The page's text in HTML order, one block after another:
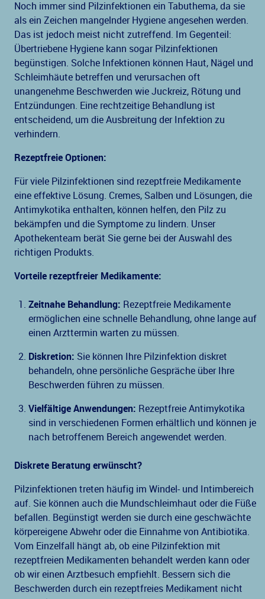
Noch immer sind Pilzinfektionen ein Tabuthema, da sie
als ein Zeichen mangelnder Hygiene angesehen werden.
Das ist jedoch meist nicht zutreffend. Im Gegenteil:
Übertriebene Hygiene kann sogar Pilzinfektionen
begünstigen. Solche Infektionen können Haut, Nägel und
Schleimhäute betreffen und verursachen oft
unangenehme Beschwerden wie Juckreiz, Rötung und
Entzündungen. Eine rechtzeitige Behandlung ist
entscheidend, um die Ausbreitung der Infektion zu
verhindern.
Rezeptfreie Optionen:
Für viele Pilzinfektionen sind rezeptfreie Medikamente
eine effektive Lösung. Cremes, Salben und Lösungen, die
Antimykotika enthalten, können helfen, den Pilz zu
bekämpfen und die Symptome zu lindern. Unser
Apothekenteam berät Sie gerne bei der Auswahl des
richtigen Produkts.
Vorteile rezeptfreier Medikamente:
Zeitnahe Behandlung: Rezeptfreie Medikamente
ermöglichen eine schnelle Behandlung, ohne lange auf
einen Arzttermin warten zu müssen.
Diskretion: Sie können Ihre Pilzinfektion diskret
behandeln, ohne persönliche Gespräche über Ihre
Beschwerden führen zu müssen.
Vielfältige Anwendungen: Rezeptfreie Antimykotika
sind in verschiedenen Formen erhältlich und können je
nach betroffenem Bereich angewendet werden.
Diskrete Beratung erwünscht?
Pilzinfektionen treten häufig im Windel- und Intimbereich
auf. Sie können auch die Mundschleimhaut oder die Füße
befallen. Begünstigt werden sie durch eine geschwächte
körpereigene Abwehr oder die Einnahme von Antibiotika.
Vom Einzelfall hängt ab, ob eine Pilzinfektion mit
rezeptfreien Medikamenten behandelt werden kann oder
ob wir einen Arztbesuch empfiehlt. Bessern sich die
Beschwerden durch ein rezeptfreies Medikament nicht